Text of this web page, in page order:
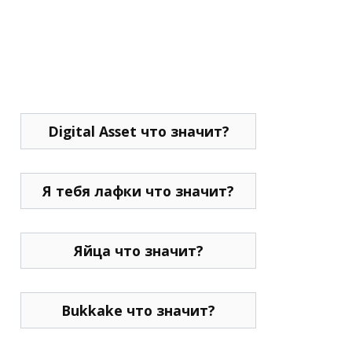
Digital Asset что значит?
Я тебя лафки что значит?
Яйца что значит?
Bukkake что значит?